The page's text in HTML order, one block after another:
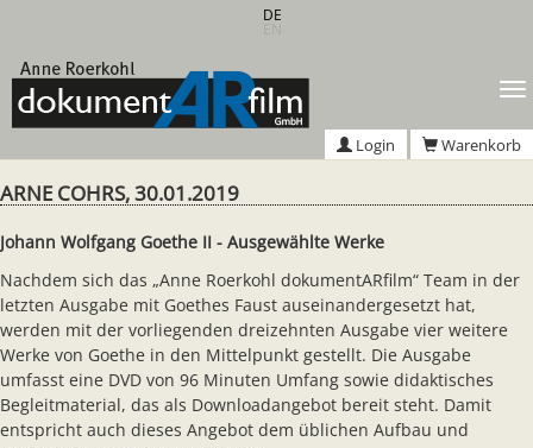
springen
DE
Login Warenkorb
ARNE COHRS, 30.01.2019
Johann Wolfgang Goethe II - Ausgewählte Werke
Nachdem sich das „Anne Roerkohl dokumentARfilm“ Team in der
letzten Ausgabe mit Goethes Faust auseinandergesetzt hat,
werden mit der vorliegenden dreizehnten Ausgabe vier weitere
Werke von Goethe in den Mittelpunkt gestellt. Die Ausgabe
umfasst eine DVD von 96 Minuten Umfang sowie didaktisches
Begleitmaterial, das als Downloadangebot bereit steht. Damit
entspricht auch dieses Angebot dem üblichen Aufbau und